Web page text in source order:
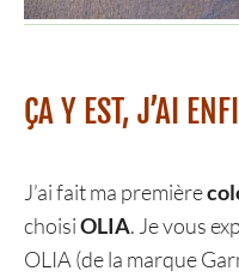
ÇA Y EST, J’AI
J’ai fait ma première
choisiOLIA. Je vous
OLIA (de la marque